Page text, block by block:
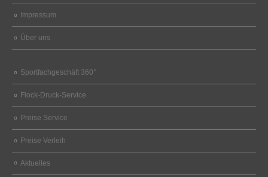
Impressum
Über uns
Sportfachgeschäft 360°
Flock-Druck-Service
Preise Service
Preise Verleih
Aktuelles